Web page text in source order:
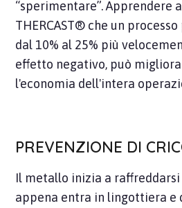
“sperimentare”. Apprendere
THERCAST® che un
dal 10% al 25% più
effetto negativo, può
l'economia dell'intera
PREVENZIONE DI
Il metallo inizia a
appena entra in lingottiera e